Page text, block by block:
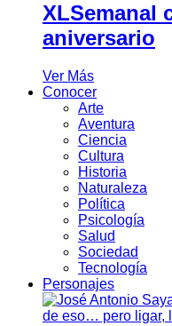
XLSemanal
aniversario
Ver Más
Conocer
Arte
Aventura
Ciencia
Cultura
Historia
Naturaleza
Política
Psicología
Salud
Sociedad
Tecnología
Personajes